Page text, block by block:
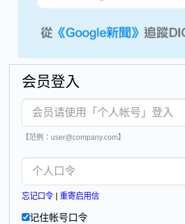
会员登入
【范例：user@company.com】
忘记口令 重寄启用信
记住帐号口令